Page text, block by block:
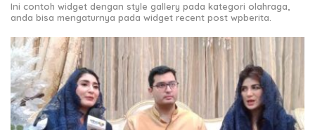
Ini contoh widget dengan style gallery pada kategori olahraga,
anda bisa mengaturnya pada widget recent post wpberita.